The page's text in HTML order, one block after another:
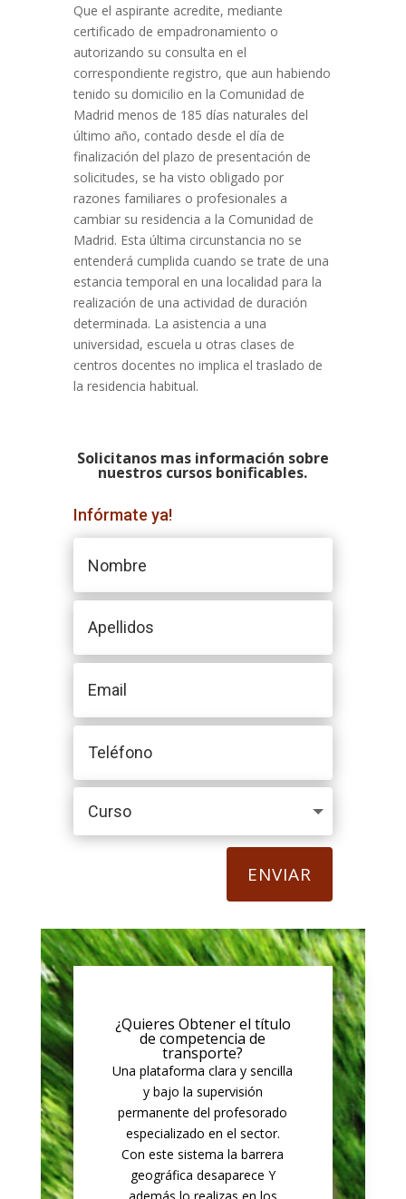
Que el aspirante acredite, mediante
certificado de empadronamiento o
autorizando su consulta en el
correspondiente registro, que aun habiendo
tenido su domicilio en la Comunidad de
Madrid menos de 185 días naturales del
último año, contado desde el día de
finalización del plazo de presentación de
solicitudes, se ha visto obligado por
razones familiares o profesionales a
cambiar su residencia a la Comunidad de
Madrid. Esta última circunstancia no se
entenderá cumplida cuando se trate de una
estancia temporal en una localidad para la
realización de una actividad de duración
determinada. La asistencia a una
universidad, escuela u otras clases de
centros docentes no implica el traslado de
la residencia habitual.
Solicitanos mas información sobre
nuestros cursos bonificables.
Infórmate ya!
ENVIAR
¿Quieres Obtener el título
de competencia de
transporte?
Una plataforma clara y sencilla
y bajo la supervisión
permanente del profesorado
especializado en el sector.
Con este sistema la barrera
geográfica desaparece Y